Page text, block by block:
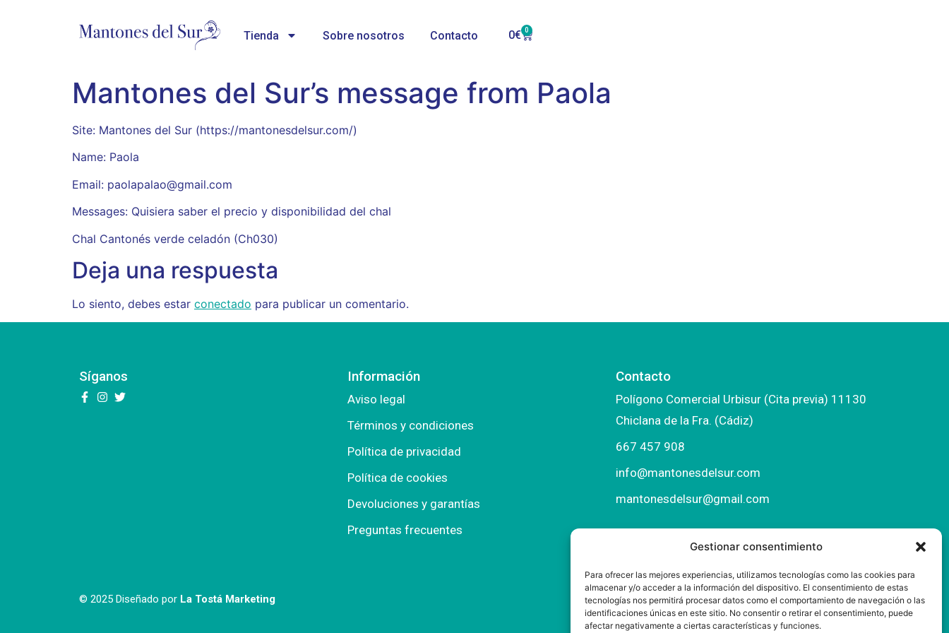
Gestionar consentimiento
Para ofrecer las mejores experiencias, utilizamos tecnologías como las cookies para
almacenar y/o acceder a la información del dispositivo. El consentimiento de estas
tecnologías nos permitirá procesar datos como el comportamiento de navegación o las
identificaciones únicas en este sitio. No consentir o retirar el consentimiento, puede
afectar negativamente a ciertas características y funciones.
Tienda Sobre nosotros Contacto 0€ 0
Mantones del Sur’s message from Paola
Site: Mantones del Sur (https://mantonesdelsur.com/)
Name: Paola
Email: paolapalao@gmail.com
Messages: Quisiera saber el precio y disponibilidad del chal
Chal Cantonés verde celadón (Ch030)
Deja una respuesta
Lo siento, debes estar conectado para publicar un comentario.
Síganos Información
Aviso legal
Términos y condiciones
Política de privacidad
Política de cookies
Devoluciones y garantías
Preguntas frecuentes
Contacto
Polígono Comercial Urbisur (Cita previa) 11130
Chiclana de la Fra. (Cádiz)
667 457 908
info@mantonesdelsur.com
mantonesdelsur@gmail.com
© 2025 Diseñado por La Tostá Marketing